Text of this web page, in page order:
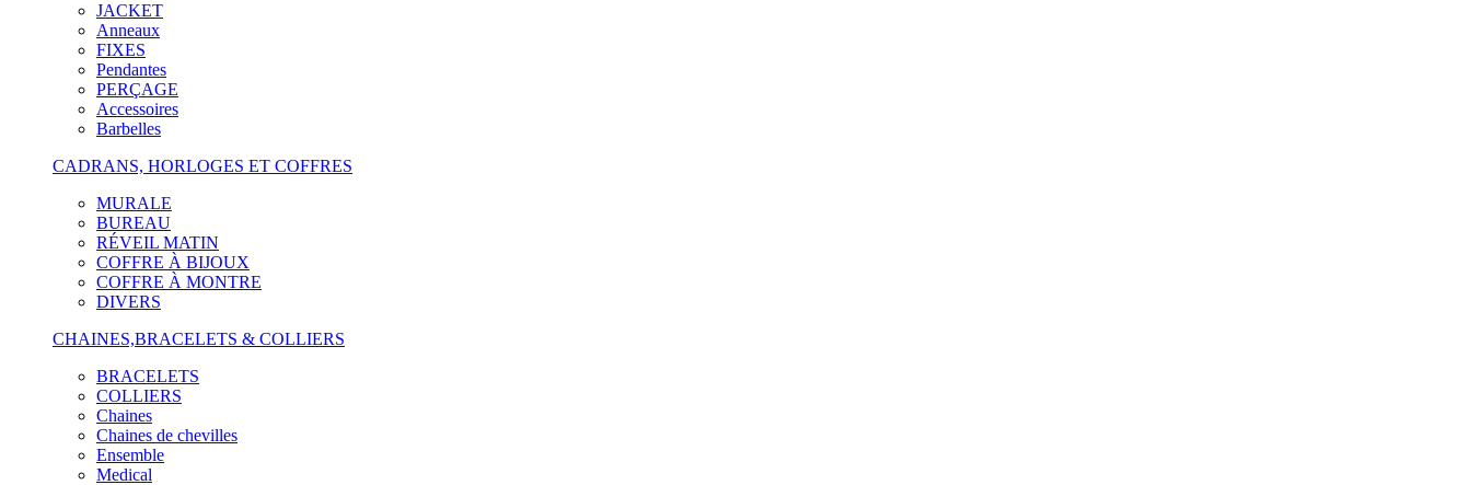
JACKET
Anneaux
FIXES
Pendantes
PERÇAGE
Accessoires
Barbelles
CADRANS, HORLOGES ET COFFRES
MURALE
BUREAU
RÉVEIL MATIN
COFFRE À BIJOUX
COFFRE À MONTRE
DIVERS
CHAINES,BRACELETS & COLLIERS
BRACELETS
COLLIERS
Chaines
Chaines de chevilles
Ensemble
Medical